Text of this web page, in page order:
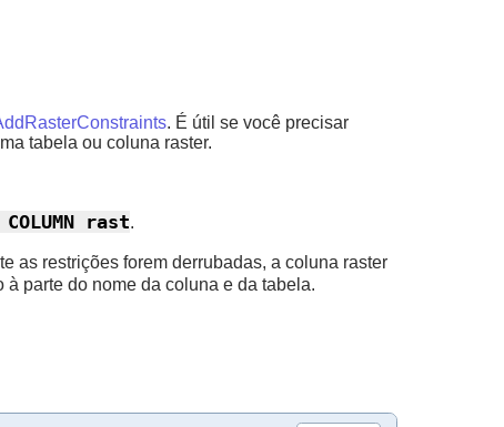
. É útil se você precisar
tabela ou coluna raster.
rast.
as restrições forem derrubadas, a coluna raster
parte do nome da coluna e da tabela.